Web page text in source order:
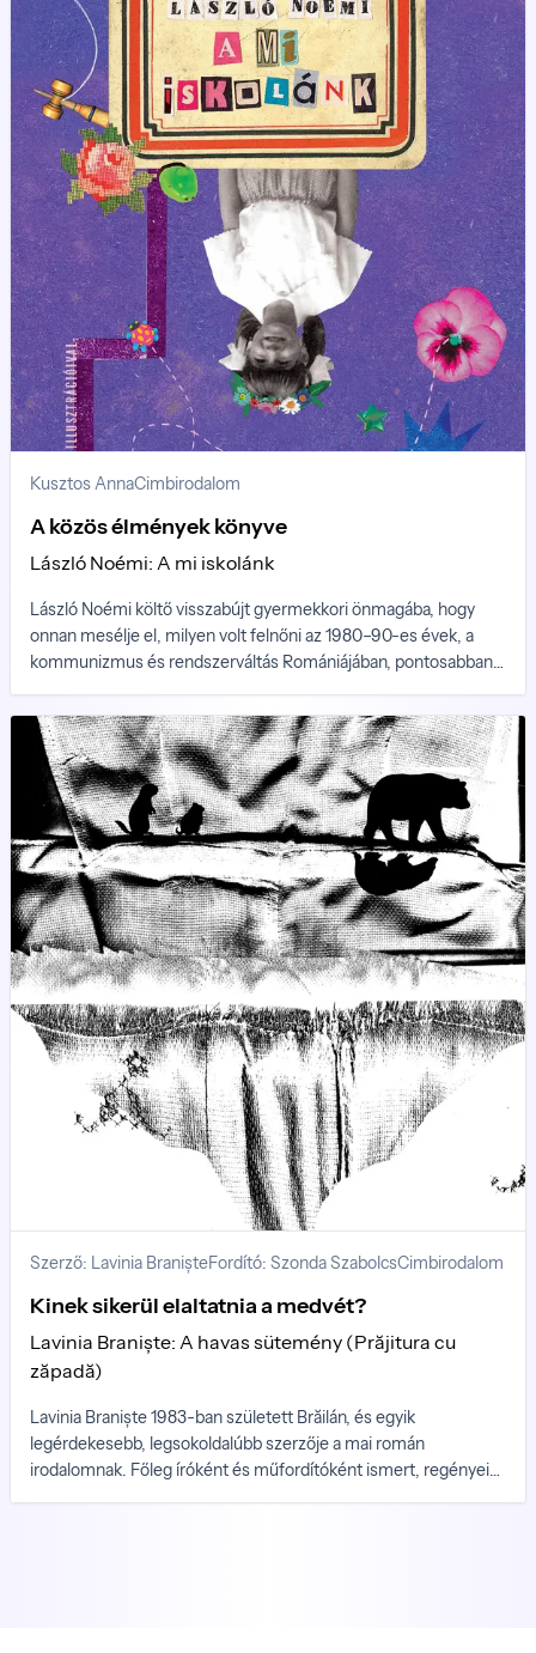
kialakulásához vezethet.
Kusztos AnnaCimbirodalom
A közös élmények könyve
László Noémi: A mi iskolánk
László Noémi költő visszabújt gyermekkori önmagába, hogy
onnan mesélje el, milyen volt felnőni az 1980–90-es évek, a
kommunizmus és rendszerváltás Romániájában, pontosabban
különféle tanintézmények diákja lenni, kérdéseket feltenni,
kíváncsiskodni, az élet kisebb és nagyobb dolgain
morfondírozni.
Szerző: Lavinia BranișteFordító: Szonda SzabolcsCimbirodalom
Kinek sikerül elaltatnia a medvét?
Lavinia Braniște: A havas sütemény (Prăjitura cu
zăpadă)
Lavinia Braniște 1983-ban született Brăilán, és egyik
legérdekesebb, legsokoldalúbb szerzője a mai román
irodalomnak. Főleg íróként és műfordítóként ismert, regényei